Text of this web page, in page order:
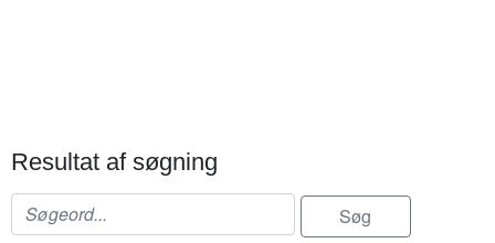
Resultat af søgning